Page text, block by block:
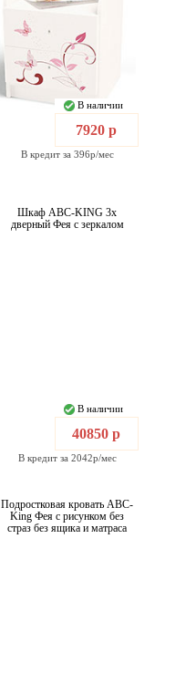
В наличии
7920 р
В кредит за 396р/мес
Шкаф ABC-KING 3х
дверный Фея с зеркалом
В наличии
40850 р
В кредит за 2042р/мес
Подростковая кровать ABC-
King Фея с рисунком без
страз без ящика и матраса